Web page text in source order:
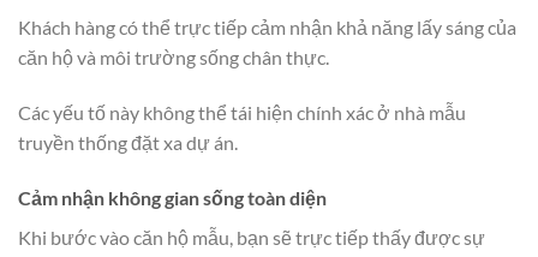
Khách hàng có thể trực tiếp cảm nhận khả năng lấy sáng của
căn hộ và môi trường sống chân thực.
Các yếu tố này không thể tái hiện chính xác ở nhà mẫu
truyền thống đặt xa dự án.
Cảm nhận không gian sống toàn diện
Khi bước vào căn hộ mẫu, bạn sẽ trực tiếp thấy được sự